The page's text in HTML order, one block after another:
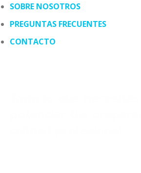
SOBRE NOSOTROS
PREGUNTAS FRECUENTES
CONTACTO